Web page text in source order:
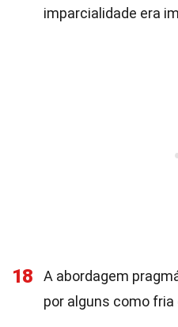
imparcialidade era
18
A abordagem
por alguns como